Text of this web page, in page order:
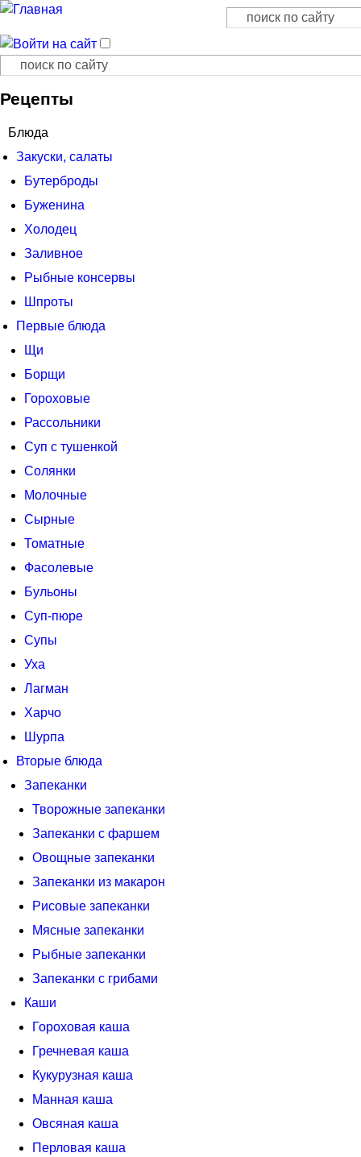
Форма поиска
Поиск
Форма поиска
Поиск
Рецепты
Блюда
Закуски, салаты
Бутерброды
Буженина
Холодец
Заливное
Рыбные консервы
Шпроты
Первые блюда
Щи
Борщи
Гороховые
Рассольники
Суп с тушенкой
Солянки
Молочные
Сырные
Томатные
Фасолевые
Бульоны
Суп-пюре
Супы
Уха
Лагман
Харчо
Шурпа
Вторые блюда
Запеканки
Творожные запеканки
Запеканки с фаршем
Овощные запеканки
Запеканки из макарон
Рисовые запеканки
Мясные запеканки
Рыбные запеканки
Запеканки с грибами
Каши
Гороховая каша
Гречневая каша
Кукурузная каша
Манная каша
Овсяная каша
Перловая каша